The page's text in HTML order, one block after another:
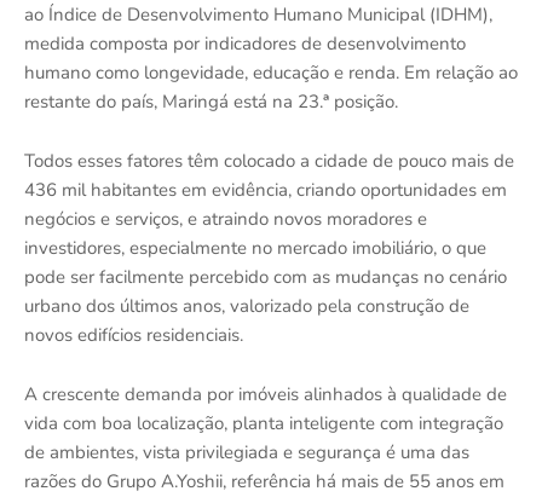
ao Índice de Desenvolvimento Humano Municipal (IDHM),
medida composta por indicadores de desenvolvimento
humano como longevidade, educação e renda. Em relação ao
restante do país, Maringá está na 23.ª posição.
Todos esses fatores têm colocado a cidade de pouco mais de
436 mil habitantes em evidência, criando oportunidades em
negócios e serviços, e atraindo novos moradores e
investidores, especialmente no mercado imobiliário, o que
pode ser facilmente percebido com as mudanças no cenário
urbano dos últimos anos, valorizado pela construção de
novos edifícios residenciais.
A crescente demanda por imóveis alinhados à qualidade de
vida com boa localização, planta inteligente com integração
de ambientes, vista privilegiada e segurança é uma das
razões do Grupo A.Yoshii, referência há mais de 55 anos em